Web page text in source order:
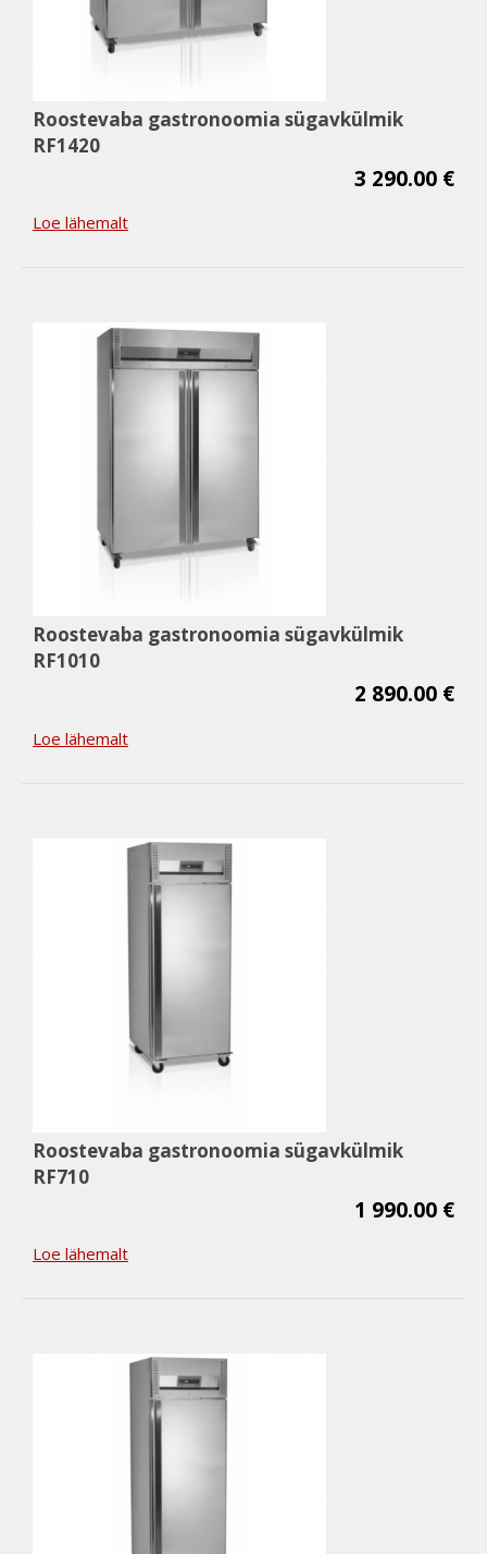
Roostevaba gastronoomia sügavkülmik
RF1420
3 290.00 €
Loe lähemalt
Roostevaba gastronoomia sügavkülmik
RF1010
2 890.00 €
Loe lähemalt
Roostevaba gastronoomia sügavkülmik
RF710
1 990.00 €
Loe lähemalt